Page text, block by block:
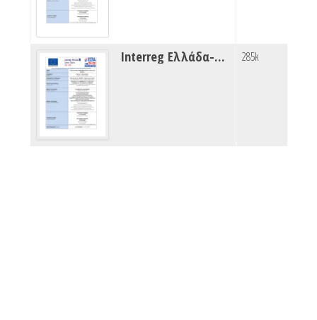
Interreg Ελλάδα-Αλβανία FIRE PREP 285k